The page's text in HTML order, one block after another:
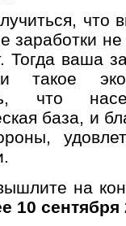
что
заработки
Тогда ваша
такое
что
база, и
на
10 сентября